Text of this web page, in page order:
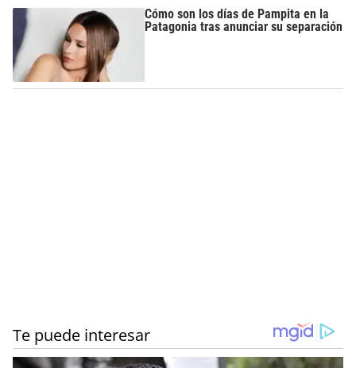
Cómo son los días de Pampita en la
Patagonia tras anunciar su separación